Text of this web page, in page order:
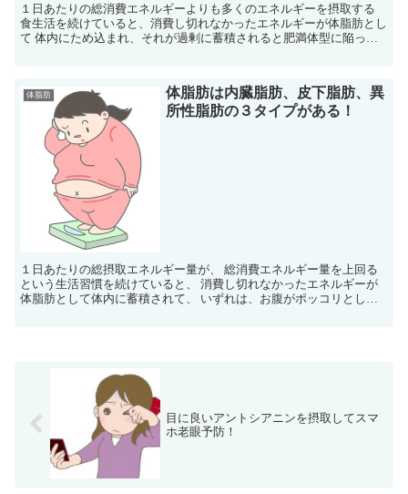
１日あたりの総消費エネルギーよりも多くのエネルギーを摂取する
食生活を続けていると、消費し切れなかったエネルギーが体脂肪とし
て 体内にため込まれ、それが過剰に蓄積されると肥満体型に陥って
体脂肪
体脂肪は内臓脂肪、皮下脂肪、異
所性脂肪の３タイプがある！
１日あたりの総摂取エネルギー量が、 総消費エネルギー量を上回る
という生活習慣を続けていると、 消費し切れなかったエネルギーが
体脂肪として体内に蓄積されて、 いずれは、お腹がポッコリとした
目に良いアントシアニンを摂取してスマ
ホ老眼予防！